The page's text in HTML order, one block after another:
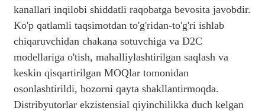
kanallari inqilobi shiddatli raqobatga bevosita javobdir.
Ko'p qatlamli taqsimotdan to'g'ridan-to'g'ri ishlab
chiqaruvchidan chakana sotuvchiga va D2C
modellariga o'tish, mahalliylashtirilgan saqlash va
keskin qisqartirilgan MOQlar tomonidan
osonlashtirildi, bozorni qayta shakllantirmoqda.
Distribyutorlar ekzistensial qiyinchilikka duch kelgan